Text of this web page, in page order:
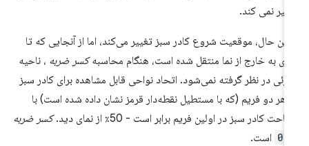
نمی کند.
این حال، موقعیت شروع کادر سبز تغییر می‌کند، اما از آنجایی که تا
به خارج از نما منتقل شده است، هنگام محاسبهکسر ضربه، ناحیه
در نظر گرفته نمی‌شود. اتحاد نواحی قابل مشاهده برای کادر سبز
هر دو فریم (که با مستطیل نقطه‌دار قرمز نشان داده شده است) با
کادر سبز در اولین فریم برابر است - 50٪ از نمای دید.
کسر ضربه
است.